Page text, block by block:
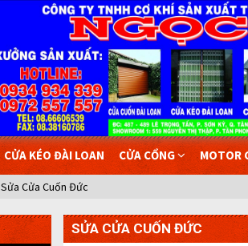
CỬA KÉO ĐÀI LOAN CỬA CỔNG MOTOR
Sửa Cửa Cuốn Đức
SỬA CỬA CUỐN ĐỨC